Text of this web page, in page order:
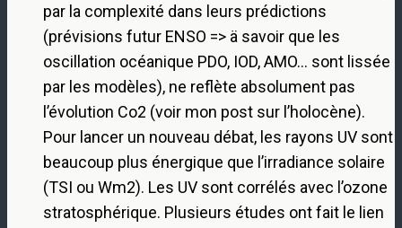
par la complexité dans leurs prédictions
(prévisions futur ENSO => ä savoir que les
oscillation océanique PDO, IOD, AMO… sont lissée
par les modèles), ne reflète absolument pas
l’évolution Co2 (voir mon post sur l’holocène).
Pour lancer un nouveau débat, les rayons UV sont
beaucoup plus énergique que l’irradiance solaire
(TSI ou Wm2). Les UV sont corrélés avec l’ozone
stratosphérique. Plusieurs études ont fait le lien